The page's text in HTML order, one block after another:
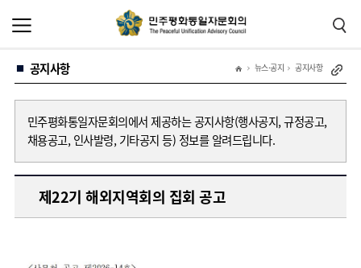
공지사항 뉴스·공지 공지사항
민주평화통일자문회의에서 제공하는 공지사항(행사공지, 규정공고,
채용공고, 인사발령, 기타공지 등) 정보를 알려드립니다.
제22기 해외지역회의 집회 공고